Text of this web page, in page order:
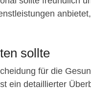
sollte
für die
ein detaillierter